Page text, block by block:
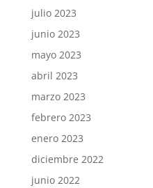
julio 2023
junio 2023
mayo 2023
abril 2023
marzo 2023
febrero 2023
enero 2023
diciembre 2022
junio 2022